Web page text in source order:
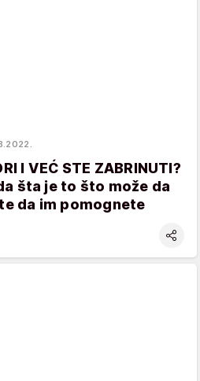
I VEĆ STE ZABRINUTI?
šta je to što može da
da im pomognete